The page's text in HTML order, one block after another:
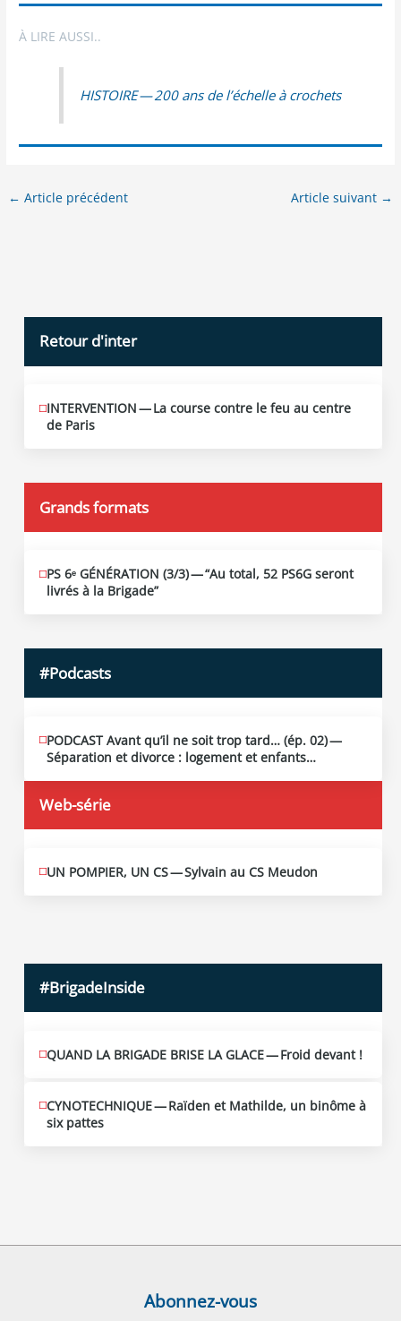
À LIRE AUSSI..
HISTOIRE — 200 ans de l’échelle à crochets
← Article précédent Article suivant →
Retour d'inter
JUIN
12
INTERVENTION — La course contre le feu au centre
de Paris
Grands formats
JUIN
19
PS 6ᵉ GÉNÉRATION (3/​3) — “Au total, 52 PS6G seront
livrés à la Brigade”
#Podcasts
MAI
13
2026
PODCAST Avant qu’il ne soit trop tard… (ép. 02) —
Séparation et divorce : logement et enfants…
Web-série
MAI
10
UN POMPIER, UN CS — Sylvain au CS Meudon
#BrigadeInside
QUAND LA BRIGADE BRISE LA GLACE — Froid devant !
CYNOTECHNIQUE — Raïden et Mathilde, un binôme à
six pattes
Abonnez-vous